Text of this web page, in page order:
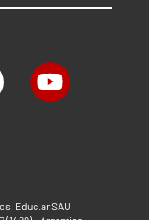
Educ.ar SAU